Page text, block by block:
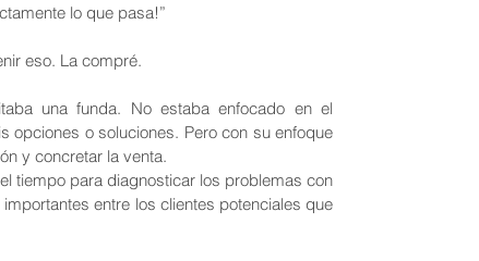
lo que pasa!”
eso. La compré.
una funda. No estaba enfocado en el
opciones o soluciones. Pero con su enfoque
y concretar la venta.
tiempo para diagnosticar los problemas con
entre los clientes potenciales que